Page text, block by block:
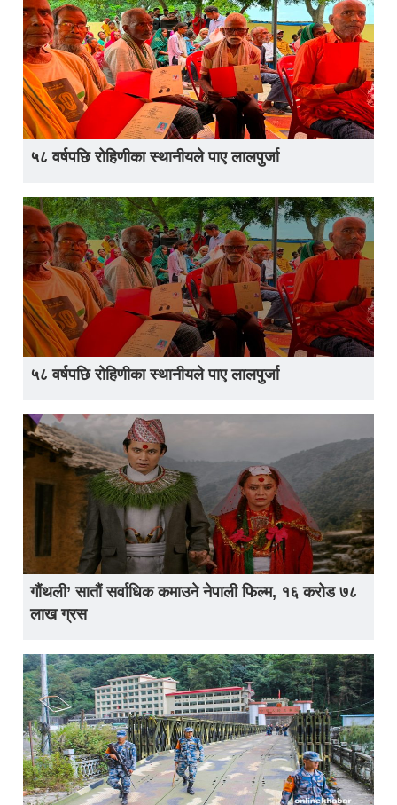
५८ वर्षपछि रोहिणीका स्थानीयले पाए लालपुर्जा
५८ वर्षपछि रोहिणीका स्थानीयले पाए लालपुर्जा
गौंथली’ सातौं सर्वाधिक कमाउने नेपाली फिल्म, १६ करोड ७८
लाख ग्रस